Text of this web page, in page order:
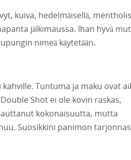
kuiva, hedelmäisellä,
jälkimaussa. Ihan hyvä
nimeä käytetään.
Tuntuma ja maku ovat
Shot ei ole kovin raskas,
kokonaisuutta, mutta
Suosikkini panimon